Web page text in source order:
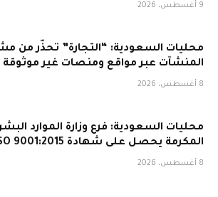
9 أغسطس، 2026
محليات السعودية: “التجارة” تحذّر من
المنشآت عبر مواقع ومنصات غير موثوقة
8 أغسطس، 2026
محليات السعودية: فرع وزارة الموارد
المكرمة يحصل على شهادة ISO 9001:2015
8 أغسطس، 2026